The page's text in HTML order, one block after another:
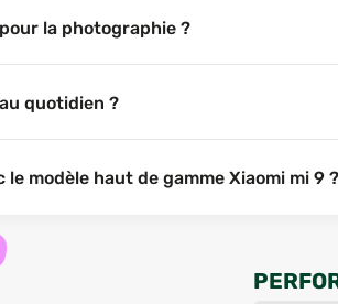
la photographie ?
quotidien ?
modèle haut de gamme Xiaomi mi 9 ?